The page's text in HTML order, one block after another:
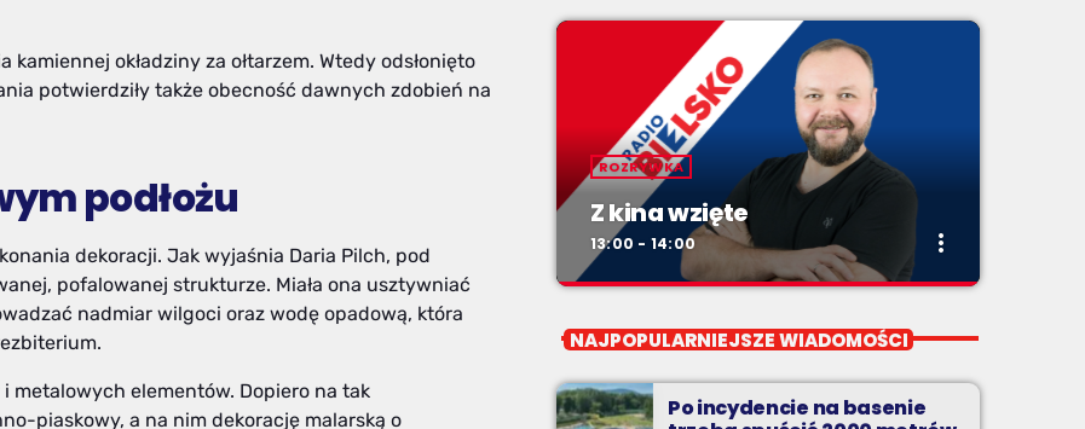
okładziny za ołtarzem. Wtedy odsłonięto
potwierdziły także obecność dawnych zdobień na
podłożu
dekoracji. Jak wyjaśnia Daria Pilch, pod
pofalowanej strukturze. Miała ona usztywniać
nadmiar wilgoci oraz wodę opadową, która
metalowych elementów. Dopiero na tak
piaskowy, a na nim dekorację malarską o
ROZRYWKA
Z kina wzięte
13:00 - 14:00 more_vert
Z kina wzięte
Z Kina Wzięte to audycja w której film
NAJPOPULARNIEJSZE WIADOMOŚCI
Po incydencie na basenie